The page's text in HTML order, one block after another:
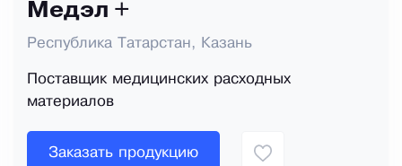
Медэл +
Республика Татарстан, Казань
Поставщик медицинских расходных
материалов
Заказать продукцию